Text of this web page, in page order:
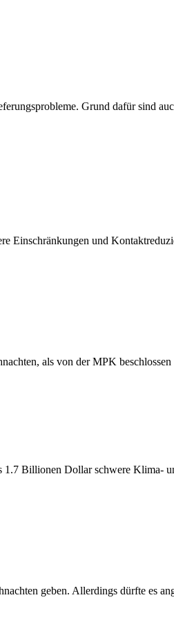
Grund dafür sind
Einschränkungen und
als von der MPK beschlossen
Billionen Dollar schwere Klima-
geben. Allerdings dürfte es